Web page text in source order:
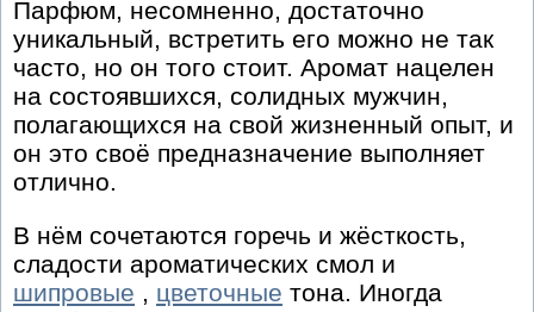
Парфюм, несомненно, достаточно
уникальный, встретить его можно не так
часто, но он того стоит. Аромат нацелен
на состоявшихся, солидных мужчин,
полагающихся на свой жизненный опыт, и
он это своё предназначение выполняет
отлично.
В нём сочетаются горечь и жёсткость,
сладости ароматических смол и
шипровые , цветочные тона. Иногда